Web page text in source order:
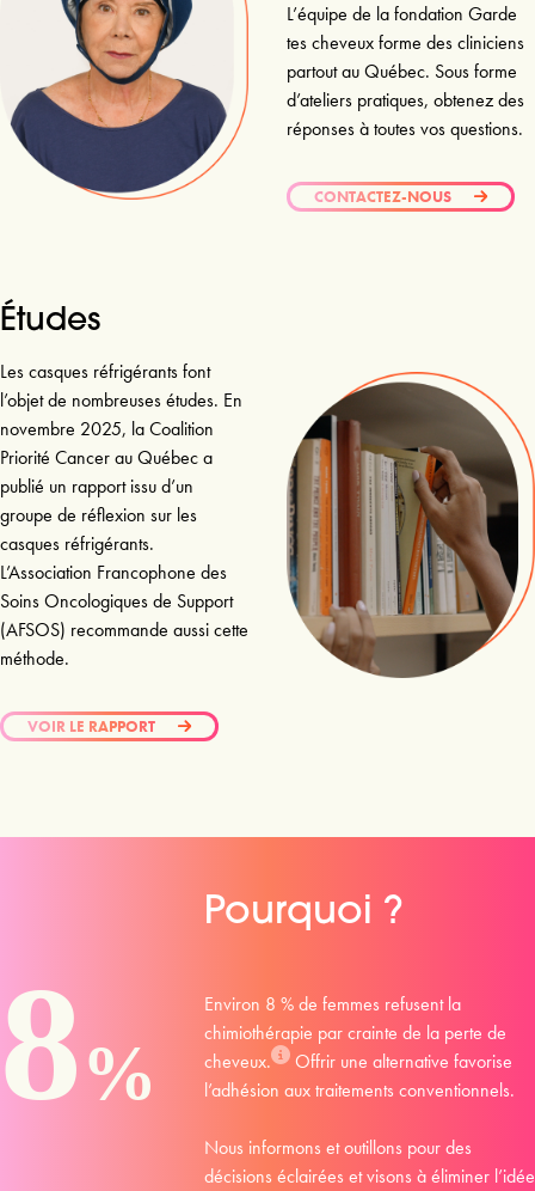
L’équipe de la fondation Garde
tes cheveux forme des cliniciens
partout au Québec. Sous forme
d’ateliers pratiques, obtenez des
réponses à toutes vos questions.
CONTACTEZ-NOUS
Études
Les casques réfrigérants font
l’objet de nombreuses études. En
novembre 2025, la Coalition
Priorité Cancer au Québec a
publié un rapport issu d’un
groupe de réflexion sur les
casques réfrigérants.
L’Association Francophone des
Soins Oncologiques de Support
(AFSOS) recommande aussi cette
méthode.
VOIR LE RAPPORT
Pourquoi ?
Environ 8 % de femmes refusent la
chimiothérapie par crainte de la perte de
cheveux.
Offrir une alternative favorise
l’adhésion aux traitements conventionnels.
Nous informons et outillons pour des
décisions éclairées et visons à éliminer l’idée